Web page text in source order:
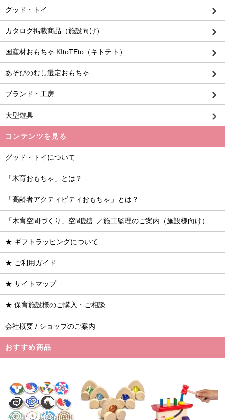
グッド・トイ
カタログ掲載商品（施設向け）
国産材おもちゃ KItoTEto（キトテト）
あそびのむし選定おもちゃ
ブランド・工房
大型遊具
コンテンツを見る
グッド・トイについて
「木育おもちゃ」とは？
「高齢者アクティビティおもちゃ」とは？
「木育空間づくり」空間設計／施工監理のご案内（施設様向け）
★ ギフトラッピングについて
★ ご利用ガイド
★ サイトマップ
★ 保育施設様のご購入・ご相談
会社概要 / ショップのご案内
おすすめ商品